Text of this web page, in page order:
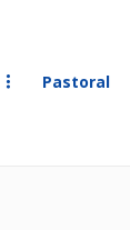
Pastoral